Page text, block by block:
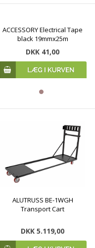
ACCESSORY Electrical Tape
black 19mmx25m
DKK 41,00
ALUTRUSS BE-1WGH
Transport Cart
DKK 5.119,00